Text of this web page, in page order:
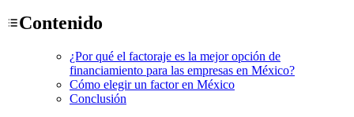
Contenido
¿Por qué el factoraje es la mejor opción de
financiamiento para las empresas en México?
Cómo elegir un factor en México
Conclusión